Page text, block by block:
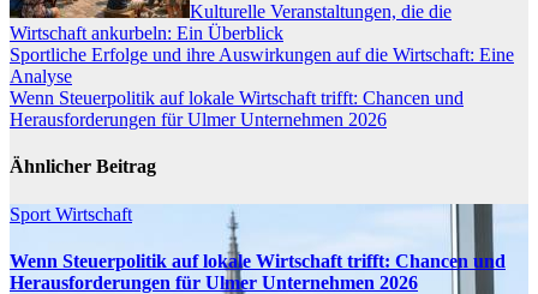
Kulturelle Veranstaltungen, die die
Wirtschaft ankurbeln: Ein Überblick
Beitragsnavigation
Sportliche Erfolge und ihre Auswirkungen auf die Wirtschaft: Eine
Analyse
Wenn Steuerpolitik auf lokale Wirtschaft trifft: Chancen und
Herausforderungen für Ulmer Unternehmen 2026
Ähnlicher Beitrag
Sport Wirtschaft
Wenn Steuerpolitik auf lokale Wirtschaft trifft: Chancen und
Herausforderungen für Ulmer Unternehmen 2026